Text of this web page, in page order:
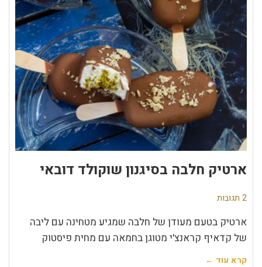
ארטיק חלבה בסיגנון שוקולד דובאי
2 תגובות
ארטיק בטעם מעודן של חלבה שמגיע מטחינה עם ליבה
של קדאיף קראנצ'י מטוגן בחמאה עם מחית פיסטוק
קרא עוד ←